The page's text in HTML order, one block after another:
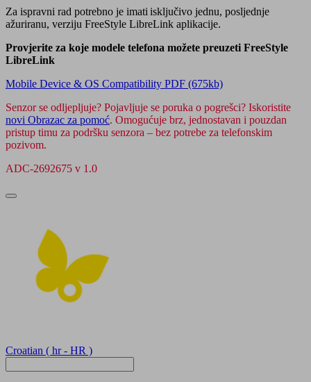
Za ispravni rad potrebno je imati isključivo jednu, posljednje
ažuriranu, verziju FreeStyle LibreLink aplikacije.
Provjerite za koje modele telefona možete preuzeti FreeStyle
LibreLink
Mobile Device & OS Compatibility PDF (675kb)
Senzor se odljepljuje? Pojavljuje se poruka o pogrešci? Iskoristite
novi Obrazac za pomoć. Omogućuje brz, jednostavan i pouzdan
pristup timu za podršku senzora – bez potrebe za telefonskim
pozivom.
ADC-2692675 v 1.0
Croatian ( hr - HR )